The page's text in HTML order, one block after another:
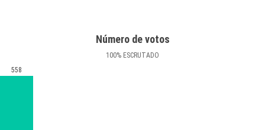
Número de votos
100% ESCRUTADO
558